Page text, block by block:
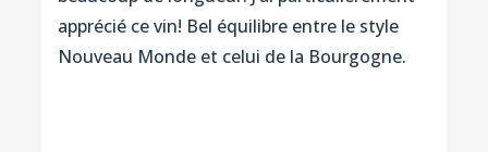
apprécié ce vin! Bel équilibre entre le style
Nouveau Monde et celui de la Bourgogne.